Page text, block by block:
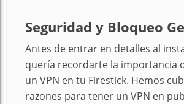
Seguridad y Bloqueo
Antes de entrar en detalles al
quería recordarte la importancia
un VPN en tu Firestick. Hemos
razones para tener un VPN en